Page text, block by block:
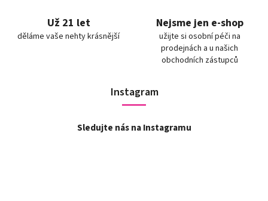
Už 21 let
děláme vaše nehty krásnější
Nejsme jen e-shop
užijte si osobní péči na
prodejnách a u našich
obchodních zástupců
Instagram
Sledujte nás na Instagramu